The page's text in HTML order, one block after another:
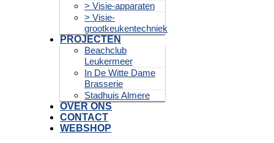
> Visie-apparaten
> Visie-
grootkeukentechniek
PROJECTEN
Beachclub
Leukermeer
In De Witte Dame
Brasserie
Stadhuis Almere
OVER ONS
CONTACT
WEBSHOP